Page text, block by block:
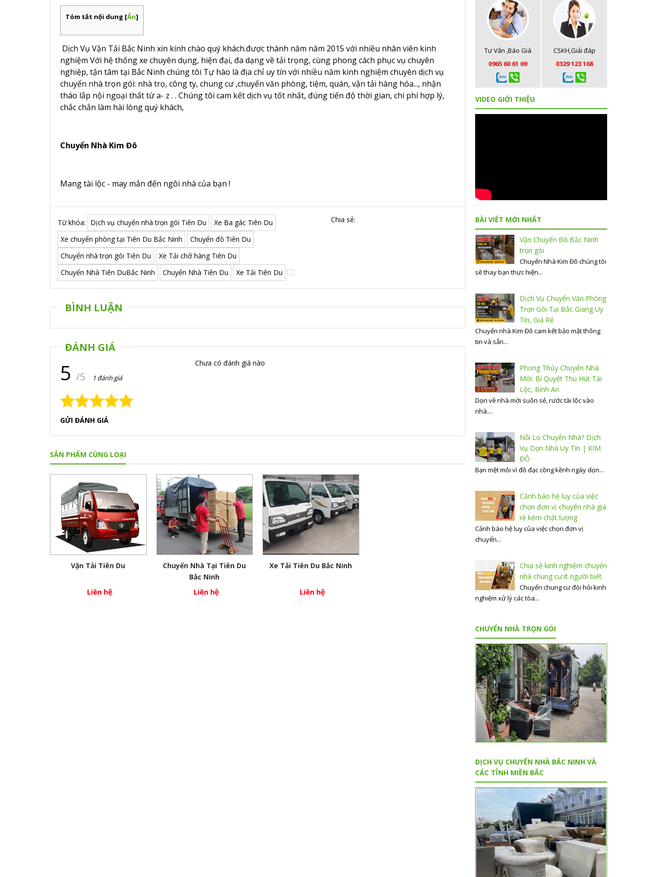
Tóm tắt nội dung [Ẩn]
Dịch Vụ Vận Tải Bắc Ninh xin kính chào quý khách.được thành năm năm 2015 với nhiều nhân viên kinh
nghiệm Với hệ thống xe chuyên dụng, hiện đại, đa dạng về tải trọng, cùng phong cách phục vụ chuyên
nghiệp, tận tâm tại Bắc Ninh chúng tôi Tự hào là địa chỉ uy tín với nhiều năm kinh nghiệm chuyên dịch vụ
chuyển nhà trọn gói: nhà trọ, công ty, chung cư ,chuyển văn phòng, tiệm, quán, vận tải hàng hóa..., nhận
tháo lắp nội ngoại thất từ a- z . . Chúng tôi cam kết dịch vụ tốt nhất, đúng tiến độ thời gian, chi phí hợp lý,
chắc chắn làm hài lòng quý khách,
Chuyển Nhà Kim Đô
Mang tài lộc - may mắn đến ngôi nhà của bạn !
Từ khóa: Dịch vụ chuyển nhà trọn gói Tiên Du
Xe Ba gác Tiên Du
Xe chuyển phòng tại Tiên Du Bắc Ninh
Chuyển đồ Tiên Du
Chuyển nhà trọn gói Tiên Du
Xe Tải chở hàng Tiên Du
Chuyển Nhà Tiên DuBắc Ninh
Chuyển Nhà Tiên Du Xe Tải Tiên Du
Chia sẻ:
BÌNH LUẬN
ĐÁNH GIÁ
5 /5 1 đánh giá
GỬI ĐÁNH GIÁ
Chưa có đánh giá nào
SẢN PHẨM CÙNG LOẠI
Vận Tải Tiên Du
Liên hệ
Chuyển Nhà Tại Tiên Du
Bắc Ninh
Liên hệ
Xe Tải Tiên Du Bắc Ninh
Liên hệ
Tư Vấn ,Báo Giá
0965 60 61 69
CSKH,Giải đáp
0329 123 168
VIDEO GIỚI THIỆU
BÀI VIẾT MỚI NHẤT
Vận Chuyển Đồ Bắc Ninh
trọn gói
Chuyển Nhà Kim Đô chúng tôi
sẽ thay bạn thực hiện...
Dịch Vụ Chuyển Văn Phòng
Trọn Gói Tại Bắc Giang Uy
Tín, Giá Rẻ
Chuyển nhà Kim Đô cam kết bảo mật thông
tin và sẵn...
Phong Thủy Chuyển Nhà
Mới: Bí Quyết Thu Hút Tài
Lộc, Bình An
Dọn về nhà mới suôn sẻ, rước tài lộc vào
nhà....
Nỗi Lo Chuyển Nhà? Dịch
Vụ Dọn Nhà Uy Tín | KIM
ĐÔ
Bạn mệt mỏi vì đồ đạc cồng kềnh ngày dọn...
Cảnh báo hệ luỵ của việc
chọn đơn vị chuyển nhà giá
rẻ kém chất lượng
Cảnh báo hệ luỵ của việc chọn đơn vị
chuyển...
Chia sẻ kinh nghiệm chuyển
nhà chung cư ít người biết
Chuyển chung cư đòi hỏi kinh
nghiệm xử lý các tòa...
CHUYỂN NHÀ TRỌN GÓI
DỊCH VỤ CHUYỂN NHÀ BẮC NINH VÀ
CÁC TỈNH MIỀN BẮC